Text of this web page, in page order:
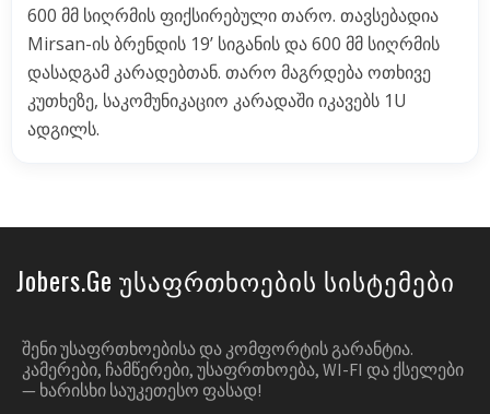
600 მმ სიღრმის ფიქსირებული თარო. თავსებადია
Mirsan-ის ბრენდის 19’ სიგანის და 600 მმ სიღრმის
დასადგამ კარადებთან. თარო მაგრდება ოთხივე
კუთხეზე, საკომუნიკაციო კარადაში იკავებს 1U
ადგილს.
Jobers.ge Უსაფრთხოების Სისტემები
ᲨᲔᲜᲘ ᲣᲡᲐᲤᲠᲗᲮᲝᲔᲑᲘᲡᲐ ᲓᲐ ᲙᲝᲛᲤᲝᲠᲢᲘᲡ ᲒᲐᲠᲐᲜᲢᲘᲐ.
ᲙᲐᲛᲔᲠᲔᲑᲘ, ᲩᲐᲛᲬᲔᲠᲔᲑᲘ, ᲣᲡᲐᲤᲠᲗᲮᲝᲔᲑᲐ, WI-FI ᲓᲐ ᲥᲡᲔᲚᲔᲑᲘ
— ᲮᲐᲠᲘᲡᲮᲘ ᲡᲐᲣᲙᲔᲗᲔᲡᲝ ᲤᲐᲡᲐᲓ!